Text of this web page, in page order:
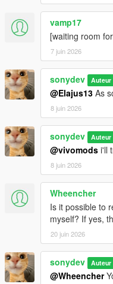
vamp17
[waiting room
7 juin 2026
sonydev Auteur
@Elajus13 As
8 juin 2026
sonydev Auteur
@vivomods i'll
8 juin 2026
Wheencher
Is it possible to
myself? If yes,
20 juin 2026
sonydev Auteur
@Wheencher